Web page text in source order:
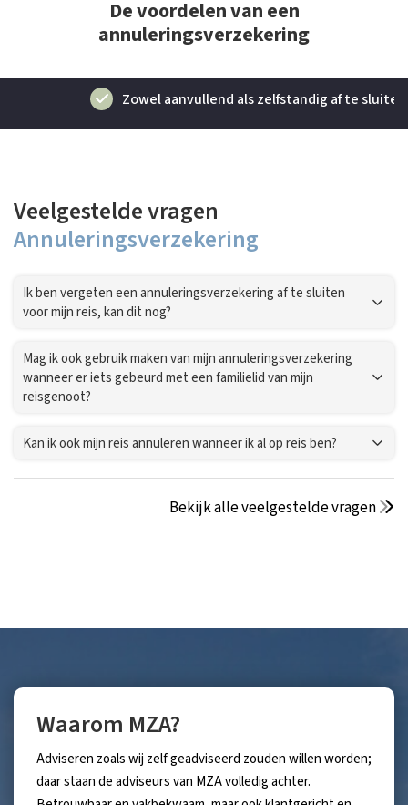
De voordelen van een
annuleringsverzekering
Zowel aanvullend als zelfstandig af te sluiten
Veelgestelde vragen
Annuleringsverzekering
Ik ben vergeten een annuleringsverzekering af te sluiten
voor mijn reis, kan dit nog?
Mag ik ook gebruik maken van mijn annuleringsverzekering
wanneer er iets gebeurd met een familielid van mijn
reisgenoot?
Kan ik ook mijn reis annuleren wanneer ik al op reis ben?
Bekijk alle veelgestelde vragen
Waarom MZA?
Adviseren zoals wij zelf geadviseerd zouden willen worden;
daar staan de adviseurs van MZA volledig achter.